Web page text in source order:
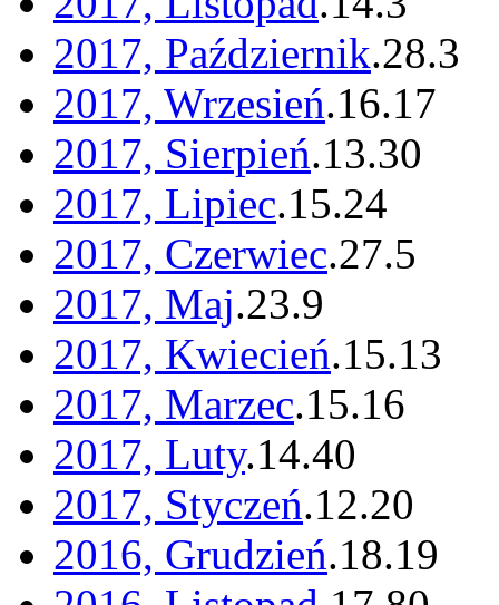
2017, Październik.28.3
2017, Wrzesień.16.17
2017, Sierpień.13.30
2017, Lipiec.15.24
2017, Czerwiec.27.5
2017, Maj.23.9
2017, Kwiecień.15.13
2017, Marzec.15.16
2017, Luty.14.40
2017, Styczeń.12.20
2016, Grudzień.18.19